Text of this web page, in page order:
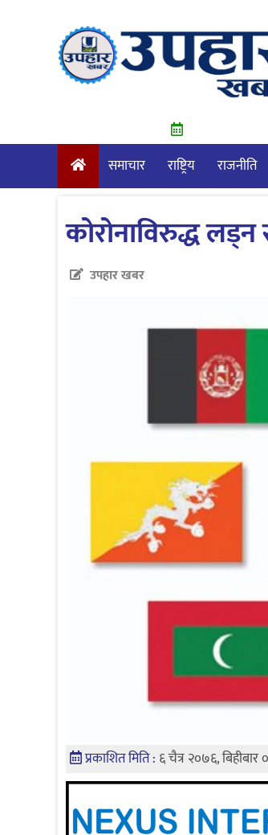
समाचार राष्ट्रिय राजनीति
कोरोनाविरुद्ध लड्न
उपहार खबर
प्रकाशित मिति : ६ चैत्र २०७६, बिहीबार